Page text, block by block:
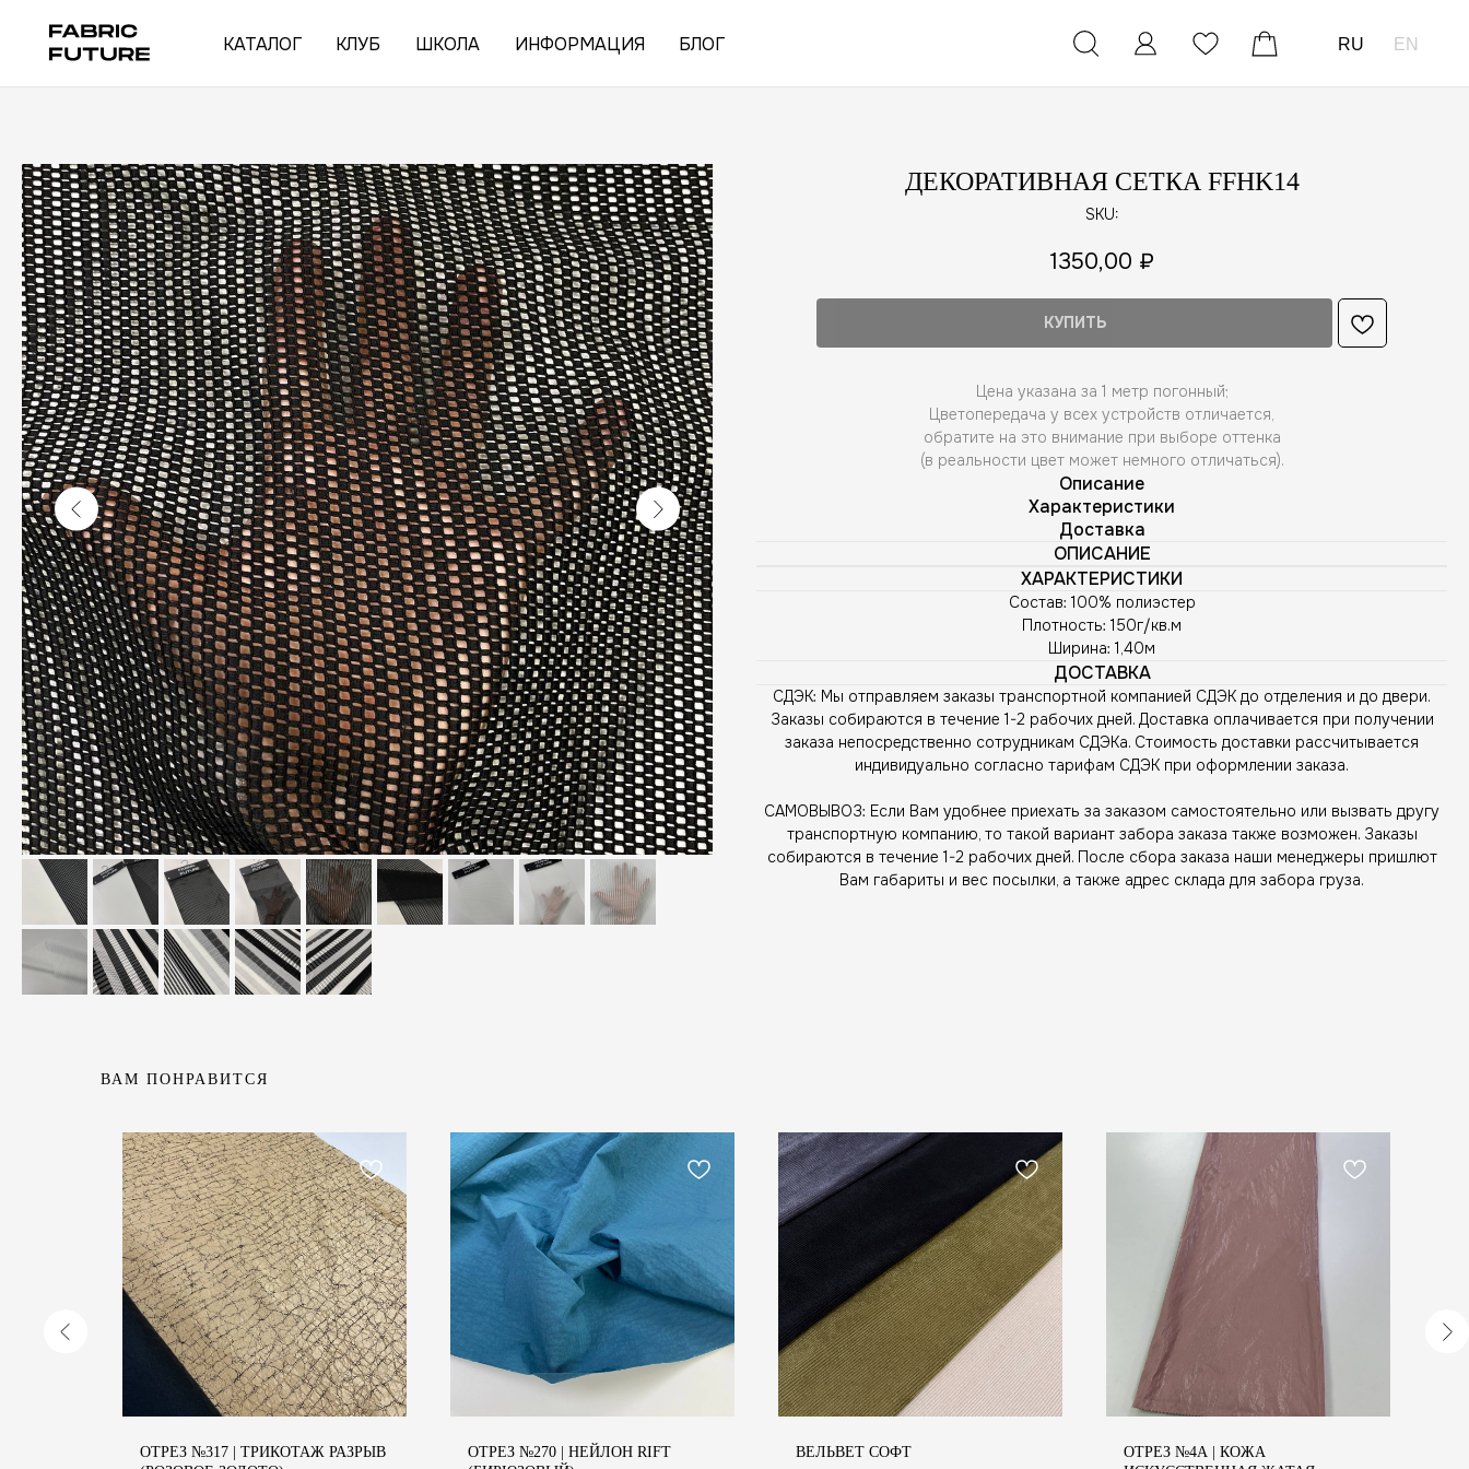
RU EN
КАТАЛОГ КЛУБ ШКОЛА ИНФОРМАЦИЯ БЛОГ
ДЕКОРАТИВНАЯ СЕТКА FFHK14
SKU:
1350,00 ₽
КУПИТЬ
Цена указана за 1 метр погонный;
Цветопередача у всех устройств отличается,
обратите на это внимание при выборе оттенка
(в реальности цвет может немного отличаться).
Описание
Характеристики
Доставка
ОПИСАНИЕ
ХАРАКТЕРИСТИКИ
Состав: 100% полиэстер
Плотность: 150г/кв.м
Ширина: 1,40м
ДОСТАВКА
СДЭК: Мы отправляем заказы транспортной компанией СДЭК до отделения и до двери.
Заказы собираются в течение 1-2 рабочих дней. Доставка оплачивается при получении
заказа непосредственно сотрудникам СДЭКа. Стоимость доставки рассчитывается
индивидуально согласно тарифам СДЭК при оформлении заказа.
САМОВЫВОЗ: Если Вам удобнее приехать за заказом самостоятельно или вызвать другу
транспортную компанию, то такой вариант забора заказа также возможен. Заказы
собираются в течение 1-2 рабочих дней. После сбора заказа наши менеджеры пришлют
Вам габариты и вес посылки, а также адрес склада для забора груза.
ВАМ ПОНРАВИТСЯ
ОТРЕЗ №317 | ТРИКОТАЖ РАЗРЫВ
ОТРЕЗ №270 | НЕЙЛОН RIFT
ВЕЛЬВЕТ СОФТ
ОТРЕЗ №4А | КОЖА